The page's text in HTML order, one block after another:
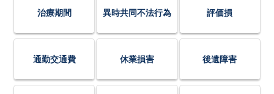
治療期間 異時共同不法行為 評価損
通勤交通費 休業損害 後遺障害